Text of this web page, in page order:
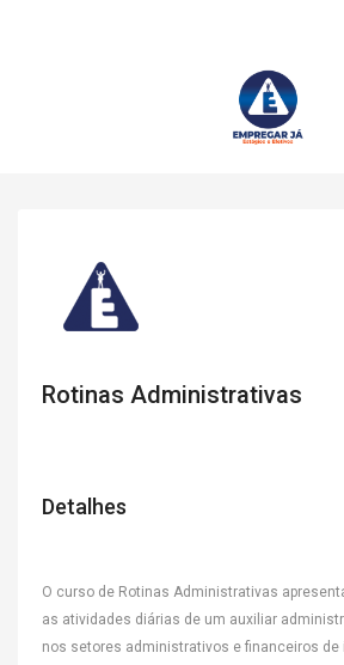
Rotinas Administrativas
Detalhes
O curso de Rotinas Administrativas
as atividades diárias de um auxiliar
nos setores administrativos e financeiros